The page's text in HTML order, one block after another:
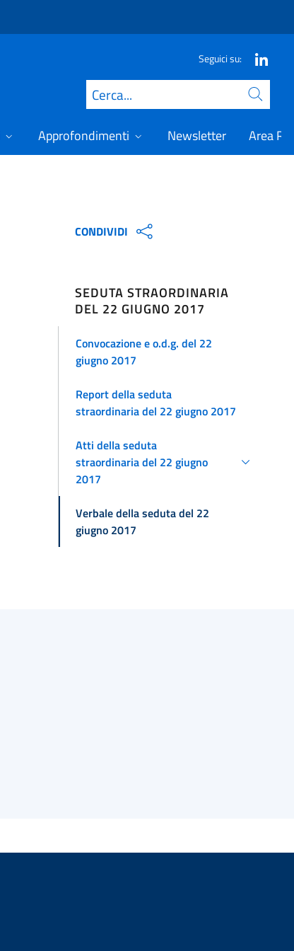
Seguici su:
Cerca
Approfondimenti Newsletter Area
CONDIVIDI
SEDUTA STRAORDINARIA
DEL 22 GIUGNO 2017
Convocazione e o.d.g. del 22
giugno 2017
Report della seduta
straordinaria del 22 giugno 2017
Atti della seduta
straordinaria del 22 giugno
2017
Verbale della seduta del 22
giugno 2017